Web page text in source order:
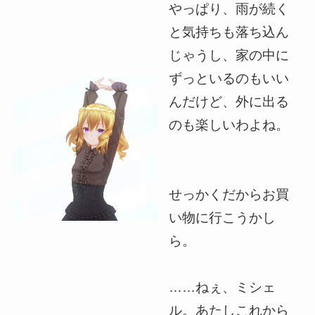
やっぱり、雨が続く
と気持ちも落ち込ん
じゃうし、家の中に
ずっといるのもいい
んだけど、外に出る
のも楽しいわよね。
せっかくだからお買
い物に行こうかし
ら。
……ねぇ、ミシェ
ル。あたしこれから